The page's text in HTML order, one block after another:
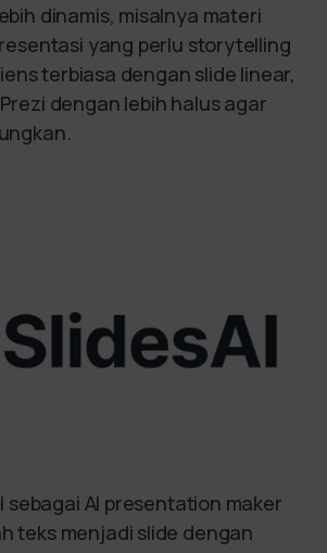
dinamis, misalnya materi
yang perlu storytelling
terbiasa dengan slide linear,
dengan lebih halus agar
sebagai AI presentation maker
teks menjadi slide dengan